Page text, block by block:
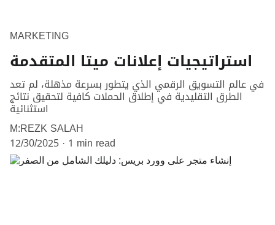
MARKETING
استراتيجيات إعلانات ميتا المتقدمة
في عالم التسويق الرقمي الذي يتطور بسرعة مذهلة، لم تعد
الطرق التقليدية في إطلاق الحملات كافية لتحقيق نتائج
استثنائية
M:REZK SALAH
12/30/2025 1 min read